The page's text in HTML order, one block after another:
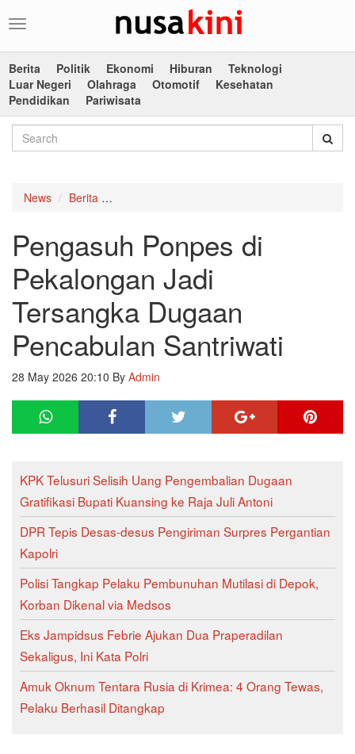
Toggle
Berita
Politik Ekonomi Hiburan
Teknologi
Luar Negeri
Olahraga Otomotif
Kesehatan
Pendidikan
Pariwisata
News Berita
Pengasuh Ponpes di
Pekalongan Jadi
Tersangka Dugaan
Pencabulan Santriwati
28 May 2026 20:10 By Admin
KPK Telusuri Selisih Uang Pengembalian Dugaan
Gratifikasi Bupati Kuansing ke Raja Juli Antoni
DPR Tepis Desas-desus Pengiriman Surpres Pergantian
Kapolri
Polisi Tangkap Pelaku Pembunuhan Mutilasi di Depok,
Korban Dikenal via Medsos
Eks Jampidsus Febrie Ajukan Dua Praperadilan
Sekaligus, Ini Kata Polri
Amuk Oknum Tentara Rusia di Krimea: 4 Orang Tewas,
Pelaku Berhasil Ditangkap